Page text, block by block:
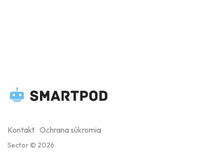
Kontakt Ochrana súkromia
Sector © 2026